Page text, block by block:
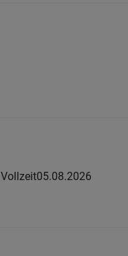
Vollzeit05.08.2026